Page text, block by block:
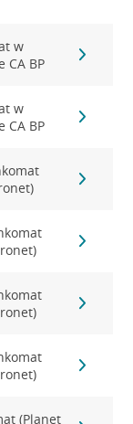
w
CA BP
w
CA BP
(Planet